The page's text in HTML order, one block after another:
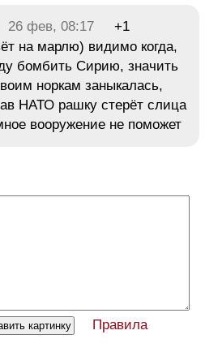
26 фев, 08:17
+1
на марлю) видимо когда,
бомбить Сирию, значить
норкам заныкалась,
НАТО рашку стерёт слица
вооружение не поможет
Правила